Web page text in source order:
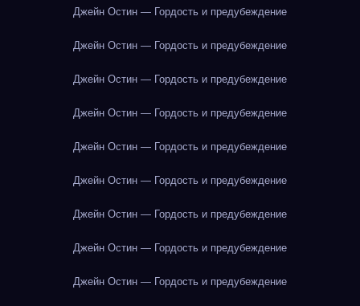
Джейн Остин — Гордость и предубеждение
Джейн Остин — Гордость и предубеждение
Джейн Остин — Гордость и предубеждение
Джейн Остин — Гордость и предубеждение
Джейн Остин — Гордость и предубеждение
Джейн Остин — Гордость и предубеждение
Джейн Остин — Гордость и предубеждение
Джейн Остин — Гордость и предубеждение
Джейн Остин — Гордость и предубеждение